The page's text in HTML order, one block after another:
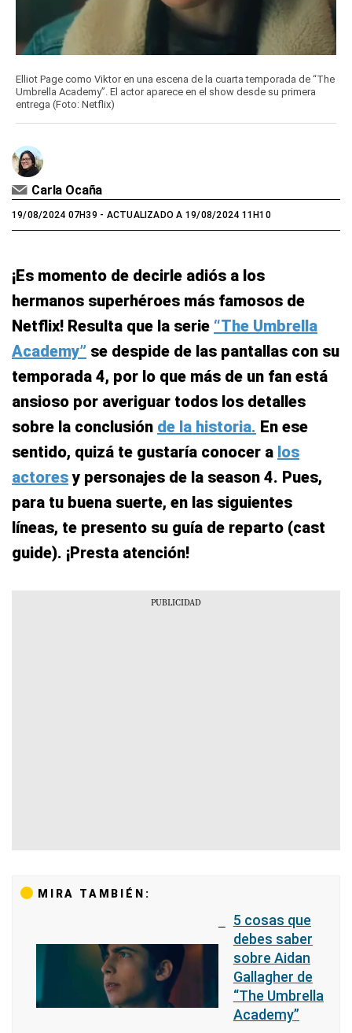
Elliot Page como Viktor en una escena de la cuarta temporada de “The
Umbrella Academy”. El actor aparece en el show desde su primera
entrega (Foto: Netflix)
Carla Ocaña
19/08/2024 07H39 - ACTUALIZADO A 19/08/2024 11H10
¡Es momento de decirle adiós a los
hermanos superhéroes más famosos de
Netflix! Resulta que la serie “The Umbrella
Academy” se despide de las pantallas con su
temporada 4, por lo que más de un fan está
ansioso por averiguar todos los detalles
sobre la conclusión de la historia. En ese
sentido, quizá te gustaría conocer a los
actoresy personajes de la season 4. Pues,
para tu buena suerte, en las siguientes
líneas, te presento su guía de reparto (cast
guide). ¡Presta atención!
MIRA TAMBIÉN:
5 cosas que
debes saber
sobre Aidan
Gallagher de
“The Umbrella
Academy”